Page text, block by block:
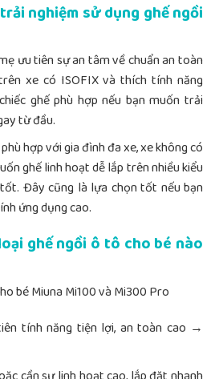
nghiệm sử dụng ghế ngồi
ưu tiên sự an tâm về chuẩn an toàn
xe có ISOFIX và thích tính năng
ghế phù hợp nếu bạn muốn trải
từ đầu.
hợp với gia đình đa xe, xe không có
ghế linh hoạt dễ lắp trên nhiều kiểu
Đây cũng là lựa chọn tốt nếu bạn
ứng dụng cao.
ghế ngồi ô tô cho bé nào
tính năng tiện lợi, an toàn cao →